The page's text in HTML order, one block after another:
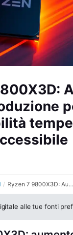
/ Ryzen 7 9800X3D: Aumento della produzione per una disponibilità tempestiva e accessibile
alle tue fonti